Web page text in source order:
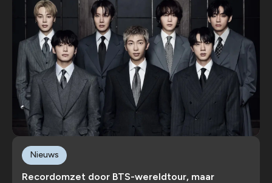
Recordomzet door BTS-wereldtour, maar
Nieuws